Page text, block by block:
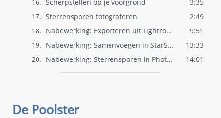
16. Scherpstellen op je voorgrond
3:35
17. Sterrensporen fotograferen
2:49
18.
Nabewerking: Exporteren uit Lightroom
9:51
19.
Nabewerking: Samenvoegen in StarStaX
13:33
20.
Nabewerking: Sterrensporen in Photoshop 14:01
De Poolster